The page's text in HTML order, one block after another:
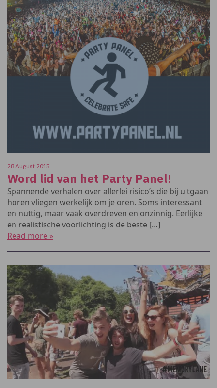
28 August 2015
Word lid van het Party Panel!
Spannende verhalen over allerlei risico’s die bij uitgaan
horen vliegen werkelijk om je oren. Soms interessant
en nuttig, maar vaak overdreven en onzinnig. Eerlijke
en realistische voorlichting is de beste […]
Read more »